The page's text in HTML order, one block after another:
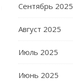
Сентябрь 2025
Август 2025
Июль 2025
Июнь 2025